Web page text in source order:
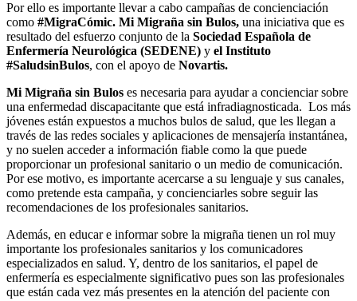
Por ello es importante llevar a cabo campañas de concienciación
como #MigraCómic. Mi Migraña sin Bulos, una iniciativa que es
resultado del esfuerzo conjunto de la Sociedad Española de
Enfermería Neurológica (SEDENE) y el Instituto
#SaludsinBulos, con el apoyo de Novartis.
Mi Migraña sin Bulos es necesaria para ayudar a concienciar sobre
una enfermedad discapacitante que está infradiagnosticada. Los más
jóvenes están expuestos a muchos bulos de salud, que les llegan a
través de las redes sociales y aplicaciones de mensajería instantánea,
y no suelen acceder a información fiable como la que puede
proporcionar un profesional sanitario o un medio de comunicación.
Por ese motivo, es importante acercarse a su lenguaje y sus canales,
como pretende esta campaña, y concienciarles sobre seguir las
recomendaciones de los profesionales sanitarios.
Además, en educar e informar sobre la migraña tienen un rol muy
importante los profesionales sanitarios y los comunicadores
especializados en salud. Y, dentro de los sanitarios, el papel de
enfermería es especialmente significativo pues son las profesionales
que están cada vez más presentes en la atención del paciente con